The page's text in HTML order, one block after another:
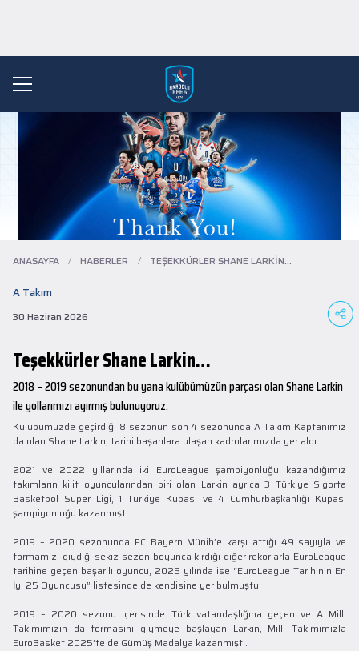
ANASAYFA / HABERLER / TEŞEKKÜRLER SHANE LARKIN…
A Takım
30 Haziran 2026
Teşekkürler Shane Larkin…
2018 – 2019 sezonundan bu yana kulübümüzün parçası olan Shane Larkin
ile yollarımızı ayırmış bulunuyoruz.
Kulübümüzde geçirdiği 8 sezonun son 4 sezonunda A Takım Kaptanımız
da olan Shane Larkin, tarihi başarılara ulaşan kadrolarımızda yer aldı.
2021 ve 2022 yıllarında iki EuroLeague şampiyonluğu kazandığımız
takımların kilit oyuncularından biri olan Larkin ayrıca 3 Türkiye Sigorta
Basketbol Süper Ligi, 1 Türkiye Kupası ve 4 Cumhurbaşkanlığı Kupası
şampiyonluğu kazanmıştı.
2019 – 2020 sezonunda FC Bayern Münih’e karşı attığı 49 sayıyla ve
formamızı giydiği sekiz sezon boyunca kırdığı diğer rekorlarla EuroLeague
tarihine geçen başarılı oyuncu, 2025 yılında ise “EuroLeague Tarihinin En
İyi 25 Oyuncusu” listesinde de kendisine yer bulmuştu.
2019 – 2020 sezonu içerisinde Türk vatandaşlığına geçen ve A Milli
Takımımızın da formasını giymeye başlayan Larkin, Milli Takımımızla
EuroBasket 2025’te de Gümüş Madalya kazanmıştı.